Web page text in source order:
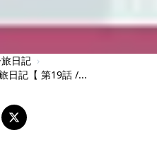
日記 ›
日記【 第19話 /...